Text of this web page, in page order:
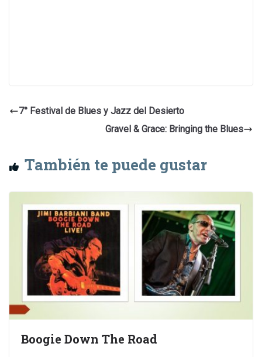
7° Festival de Blues y Jazz del Desierto
Gravel & Grace: Bringing the Blues
También te puede gustar
Boogie Down The Road